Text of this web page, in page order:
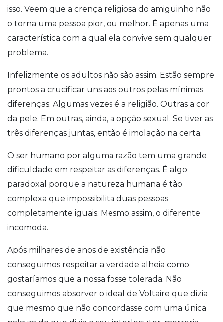
isso. Veem que a crença religiosa do amiguinho não
o torna uma pessoa pior, ou melhor. É apenas uma
característica com a qual ela convive sem qualquer
problema.
Infelizmente os adultos não são assim. Estão sempre
prontos a crucificar uns aos outros pelas mínimas
diferenças. Algumas vezes é a religião. Outras a cor
da pele. Em outras, ainda, a opção sexual. Se tiver as
três diferenças juntas, então é imolação na certa.
O ser humano por alguma razão tem uma grande
dificuldade em respeitar as diferenças. É algo
paradoxal porque a natureza humana é tão
complexa que impossibilita duas pessoas
completamente iguais. Mesmo assim, o diferente
incomoda.
Após milhares de anos de existência não
conseguimos respeitar a verdade alheia como
gostaríamos que a nossa fosse tolerada. Não
conseguimos absorver o ideal de Voltaire que dizia
que mesmo que não concordasse com uma única